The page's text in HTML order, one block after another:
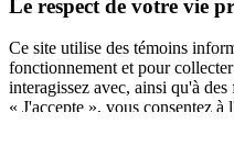
Le respect de votre vie
Ce site utilise des témoins
fonctionnement et pour
interagissez avec, ainsi qu'à
« J'accepte », vous consentez